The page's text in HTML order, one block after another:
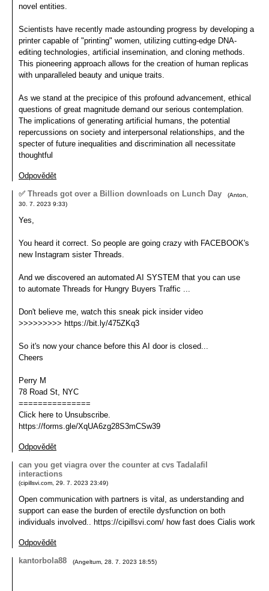
novel entities.
Scientists have recently made astounding progress by developing a
printer capable of "printing" women, utilizing cutting-edge DNA-
editing technologies, artificial insemination, and cloning methods.
This pioneering approach allows for the creation of human replicas
with unparalleled beauty and unique traits.
As we stand at the precipice of this profound advancement, ethical
questions of great magnitude demand our serious contemplation.
The implications of generating artificial humans, the potential
repercussions on society and interpersonal relationships, and the
specter of future inequalities and discrimination all necessitate
thoughtful
Odpovědět
✅ Threads got over a Billion downloads on Lunch Day
(Anton
30. 7. 2023 9:33)
Yes,
You heard it correct. So people are going crazy with FACEBOOK's
new Instagram sister Threads.
And we discovered an automated AI SYSTEM that you can use
to automate Threads for Hungry Buyers Traffic ...
Don't believe me, watch this sneak pick insider video
>>>>>>>>> https://bit.ly/475ZKq3
So it's now your chance before this AI door is closed...
Cheers
Perry M
78 Road St, NYC
===============
Click here to Unsubscribe.
https://forms.gle/XqUA6zg28S3mCSw39
Odpovědět
can you get viagra over the counter at cvs Tadalafil
interactions
(cipillsvi.com 29. 7. 2023 23:49)
Open communication with partners is vital, as understanding and
support can ease the burden of erectile dysfunction on both
individuals involved.. https://cipillsvi.com/ how fast does Cialis work
Odpovědět
kantorbola88
(Angeltum 28. 7. 2023 18:55)